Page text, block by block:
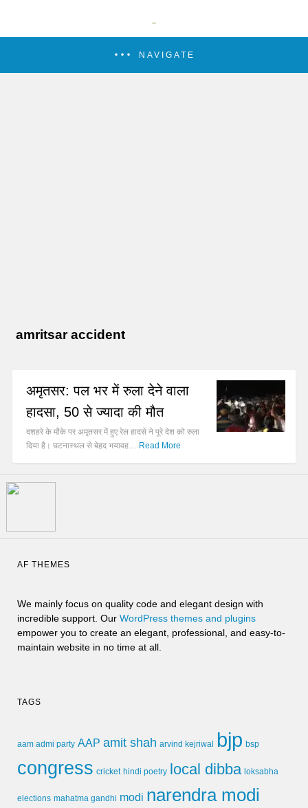
NAVIGATE
amritsar accident
अमृतसर: पल भर में रुला देने वाला
हादसा, 50 से ज्यादा की मौत
दशहरे के मौके पर अमृतसर में हुए रेल हादसे ने पूरे देश को रुला
दिया है। घटनास्थल से बेहद भयावह… Read More
AF THEMES
We mainly focus on quality code and elegant design with
incredible support. Our WordPress themes and plugins
empower you to create an elegant, professional, and easy-to-
maintain website in no time at all.
TAGS
aam admi party AAP amit shah arvind kejriwal bjp bsp
congress cricket hindi poetry local dibba loksabha
elections mahatma gandhi modi narendra modi